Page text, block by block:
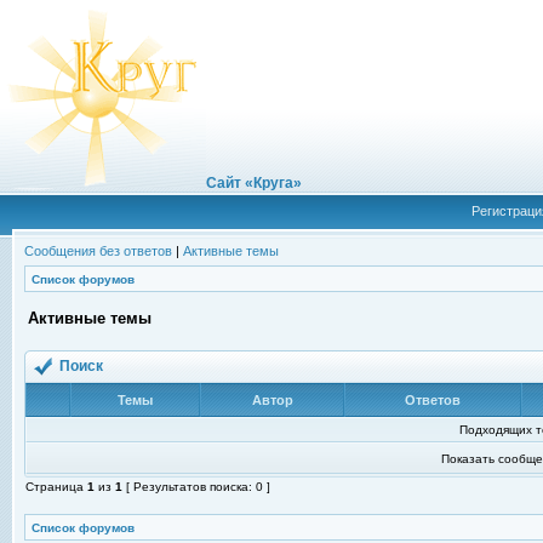
Сайт «Круга»
Сообщения без ответов | Активные темы
Список форумов
Активные темы
Поиск
Темы Автор Ответов
Подходящих
Показать
Страница 1 из 1 [ Результатов поиска: 0 ]
Список форумов